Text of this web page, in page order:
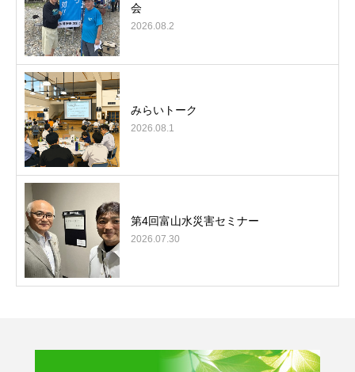
会
2026.08.2
みらいトーク
2026.08.1
第4回富山水災害セミナー
2026.07.30